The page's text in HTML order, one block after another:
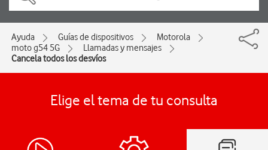
Ayuda Guías de dispositivos
Motorola
moto g54 5G
Llamadas y mensajes
Cancela todos los desvíos
Elige el tema de tu consulta